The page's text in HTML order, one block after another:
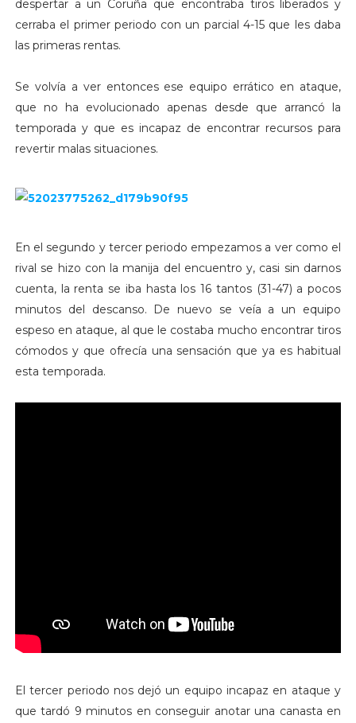
despertar a un Coruña que encontraba tiros liberados y
cerraba el primer periodo con un parcial 4-15 que les daba
las primeras rentas.
Se volvía a ver entonces ese equipo errático en ataque,
que no ha evolucionado apenas desde que arrancó la
temporada y que es incapaz de encontrar recursos para
revertir malas situaciones.
En el segundo y tercer periodo empezamos a ver como el
rival se hizo con la manija del encuentro y, casi sin darnos
cuenta, la renta se iba hasta los 16 tantos (31-47) a pocos
minutos del descanso. De nuevo se veía a un equipo
espeso en ataque, al que le costaba mucho encontrar tiros
cómodos y que ofrecía una sensación que ya es habitual
esta temporada.
El tercer periodo nos dejó un equipo incapaz en ataque y
que tardó 9 minutos en conseguir anotar una canasta en